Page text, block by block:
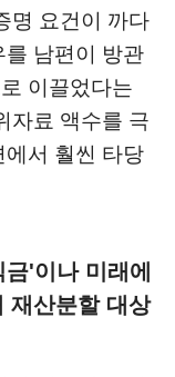
명 요건이 까다
를 남편이 방관
이끌었다는
자료 액수를 극
에서 훨씬 타당
'이나 미래에
재산분할 대상